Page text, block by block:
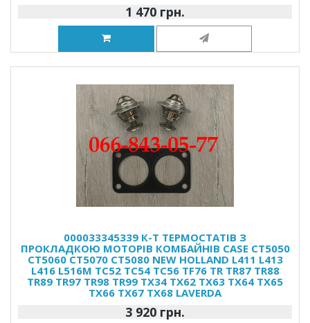
1 470 грн.
000033345339 К-Т ТЕРМОСТАТІВ З
ПРОКЛАДКОЮ МОТОРІВ КОМБАЙНІВ CASE CT5050
CT5060 CT5070 CT5080 NEW HOLLAND L411 L413
L416 L516M TC52 TC54 TC56 TF76 TR TR87 TR88
TR89 TR97 TR98 TR99 TX34 TX62 TX63 TX64 TX65
TX66 TX67 TX68 LAVERDA
3 920 грн.